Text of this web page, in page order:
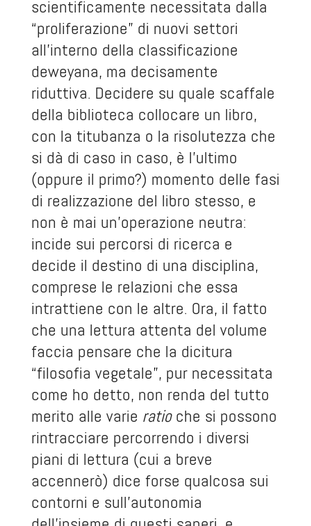
scientificamente necessitata dalla
“proliferazione” di nuovi settori
all’interno della classificazione
deweyana, ma decisamente
riduttiva. Decidere su quale scaffale
della biblioteca collocare un libro,
con la titubanza o la risolutezza che
si dà di caso in caso, è l’ultimo
(oppure il primo?) momento delle fasi
di realizzazione del libro stesso, e
non è mai un’operazione neutra:
incide sui percorsi di ricerca e
decide il destino di una disciplina,
comprese le relazioni che essa
intrattiene con le altre. Ora, il fatto
che una lettura attenta del volume
faccia pensare che la dicitura
“filosofia vegetale”, pur necessitata
come ho detto, non renda del tutto
merito alle varie ratioche si possono
rintracciare percorrendo i diversi
piani di lettura (cui a breve
accennerò) dice forse qualcosa sui
contorni e sull’autonomia